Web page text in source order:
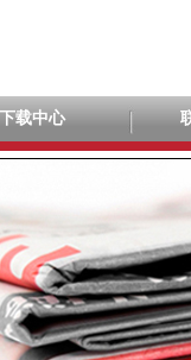
下载中心